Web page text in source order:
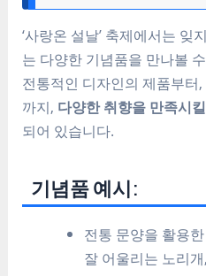
‘사랑온 설날’ 축제에서는 잊
는 다양한 기념품을 만나볼
전통적인 디자인의 제품부터
까지, 다양한 취향을 만족시
되어 있습니다.
기념품 예시:
전통 문양을 활용
잘 어울리는 노리